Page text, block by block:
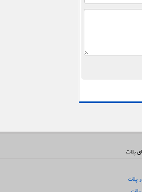
پلات
پلات